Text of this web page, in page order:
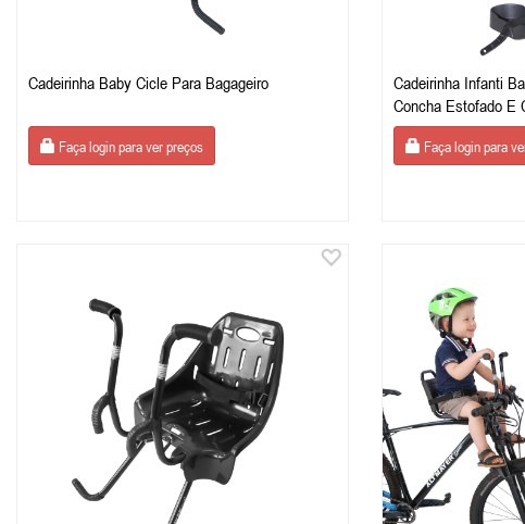
Cadeirinha Baby Cicle Para Bagageiro
Faça login para ver preços
Cadeirinha Infanti
Concha Estofado E
Faça login para